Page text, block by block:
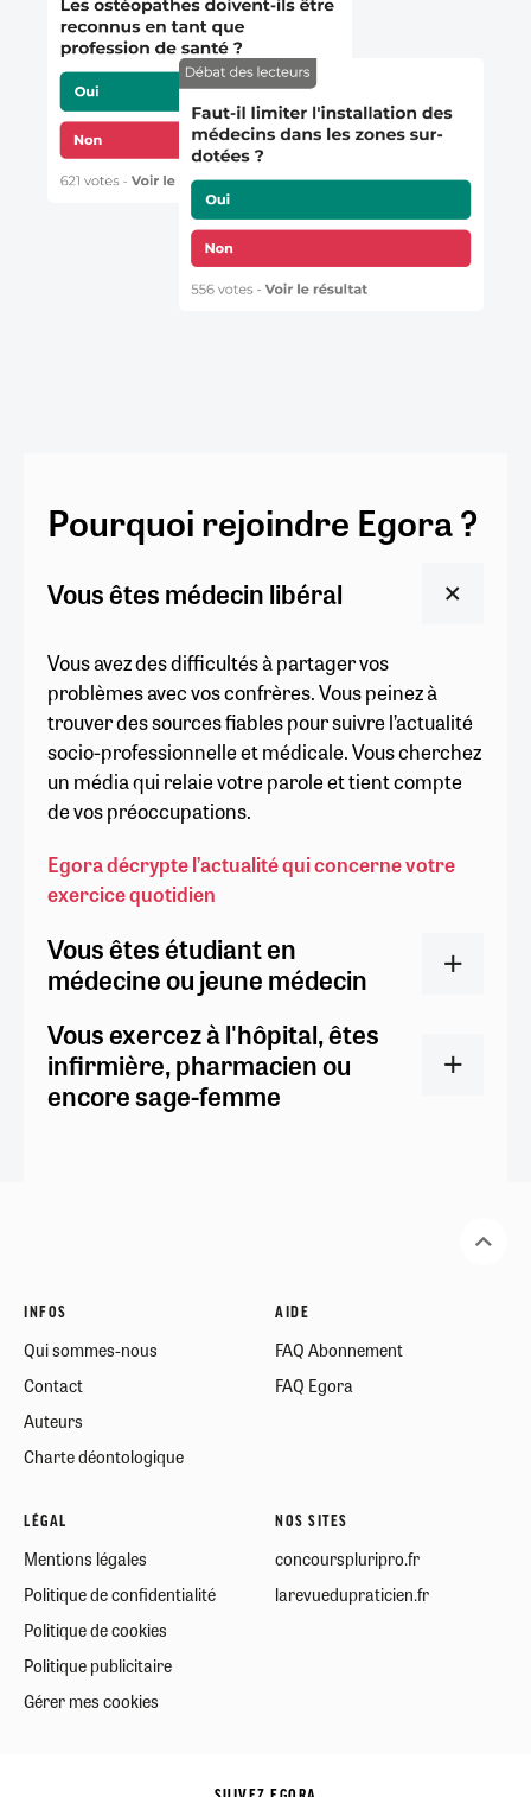
Pourquoi rejoindre Egora ?
Vous êtes médecin libéral
Vous avez des difficultés à partager vos
problèmes avec vos confrères. Vous peinez à
trouver des sources fiables pour suivre l’actualité
socio-professionnelle et médicale. Vous cherchez
un média qui relaie votre parole et tient compte
de vos préoccupations.
Egora décrypte l’actualité qui concerne votre
exercice quotidien
Vous êtes étudiant en
médecine ou jeune médecin
Vous exercez à l'hôpital, êtes
infirmière, pharmacien ou
encore sage-femme
INFOS
Qui sommes-nous
Contact
Auteurs
Charte déontologique
AIDE
FAQ Abonnement
FAQ Egora
LÉGAL
Mentions légales
Politique de confidentialité
Politique de cookies
Politique publicitaire
Gérer mes cookies
NOS SITES
concourspluripro.fr
larevuedupraticien.fr